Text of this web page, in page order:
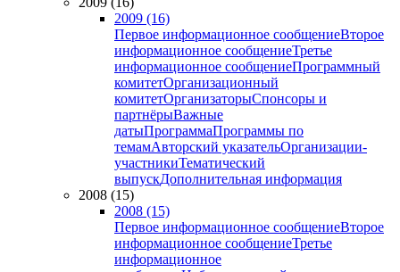
2009 (16)
Первое информационное сообщениеВторое
информационное сообщениеТретье
информационное сообщениеПрограммный
комитетОрганизационный
комитетОрганизаторыСпонсоры и
партнёрыВажные
датыПрограммаПрограммы по
темамАвторский указательОрганизации-
участникиТематический
выпускДополнительная информация
2008 (15)
2008 (15)
Первое информационное сообщениеВторое
информационное сообщениеТретье
информационное